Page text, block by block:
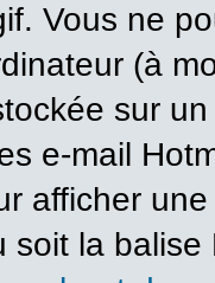
Vous ne
(à
sur
e-mail
afficher
soit la